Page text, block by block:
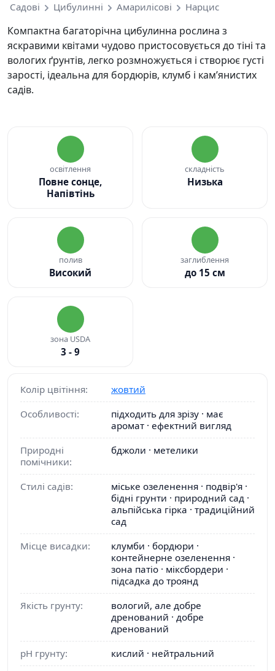
Садові Цибулинні Амарилісові Нарцис
Компактна багаторічна цибулинна рослина з
яскравими квітами чудово пристосовується до тіні та
вологих ґрунтів, легко розмножується і створює густі
зарості, ідеальна для бордюрів, клумб і кам’янистих
садів.
освітлення
Повне сонце,
Напівтінь
складність
Низька
полив
Високий
заглиблення
до 15 см
зона USDA
3 - 9
Колір цвітіння:
жовтий
Особливості:
підходить для зрізу · має
аромат · ефектний вигляд
Природні
помічники:
бджоли · метелики
Стилі садів:
міське озеленення · подвір'я ·
бідні грунти · природний сад ·
альпійська гірка · традиційний
сад
Місце висадки:
клумби · бордюри ·
контейнерне озеленення ·
зона патіо · міксбордери ·
підсадка до троянд
Якість грунту:
вологий, але добре
дренований · добре
дренований
pH грунту:
кислий · нейтральний